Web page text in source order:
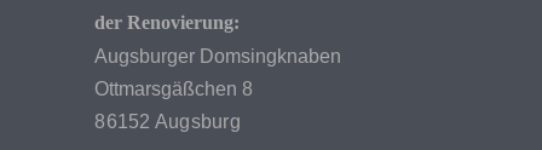
der Renovierung:
Augsburger Domsingknaben
Ottmarsgäßchen 8
86152 Augsburg